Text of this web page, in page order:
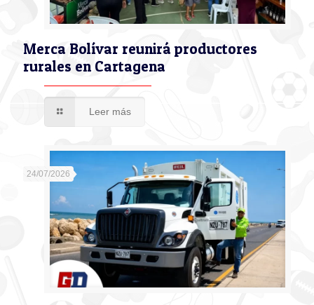
Merca Bolívar reunirá productores
rurales en Cartagena
Leer más
24/07/2026